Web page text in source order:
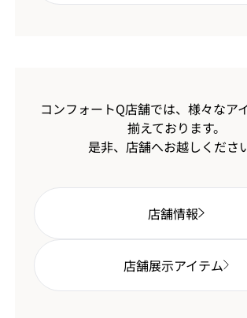
コンフォートQ店舗では、様々なア
揃えております。
是非、店舗へお越しくださ
店舗情報
店舗展示アイテム